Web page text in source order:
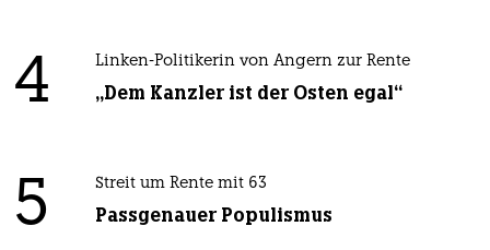
4 Linken-Politikerin von Angern zur Rente
„Dem Kanzler ist der Osten egal“
5 Streit um Rente mit 63
Passgenauer Populismus